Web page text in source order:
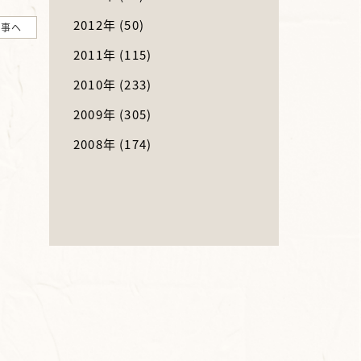
へ
2012年 (50)
2011年 (115)
2010年 (233)
2009年 (305)
2008年 (174)